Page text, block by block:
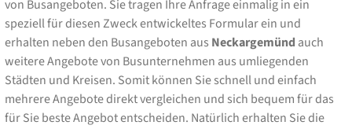
von Busangeboten. Sie tragen Ihre Anfrage einmalig in ein
speziell für diesen Zweck entwickeltes Formular ein und
erhalten neben den Busangeboten aus Neckargemünd auch
weitere Angebote von Busunternehmen aus umliegenden
Städten und Kreisen. Somit können Sie schnell und einfach
mehrere Angebote direkt vergleichen und sich bequem für das
für Sie beste Angebot entscheiden. Natürlich erhalten Sie die